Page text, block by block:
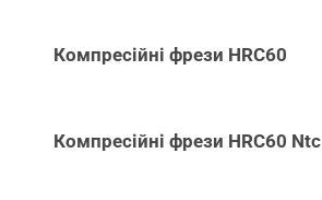
Компресійні фрези HRC60
Компресійні фрези HRC60 Ntc